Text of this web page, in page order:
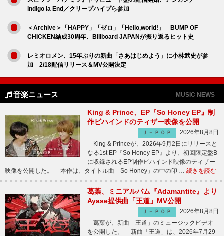
indigo la End／クリープハイプら参加
＜Archive＞「HAPPY」「ゼロ」「Hello,world!」 BUMP OF
CHICKEN結成30周年、Billboard JAPANが振り返るヒット史
レミオロメン、15年ぶりの新曲「さあはじめよう」に小林武史が参
加 2/18配信リリース＆MV公開決定
音楽ニュース MUSIC NEWS
King & Prince、EP『So Honey EP』制
作ビハインドのティザー映像を公開
Ｊ－ＰＯＰ
2026年8月8日
King & Princeが、2026年9月2日にリリースと
なる1st EP『So Honey EP』より、初回限定盤B
に収録されるEP制作ビハインド映像のティザー
映像を公開した。 本作は、タイトル曲「So Honey」の中の印 … 続きを読む
葛葉、ミニアルバム『Adamantite』より
Ayase提供曲「王道」MV公開
Ｊ－ＰＯＰ
2026年8月8日
葛葉が、新曲「王道」のミュージックビデオ
を公開した。 新曲「王道」は、2026年7月29